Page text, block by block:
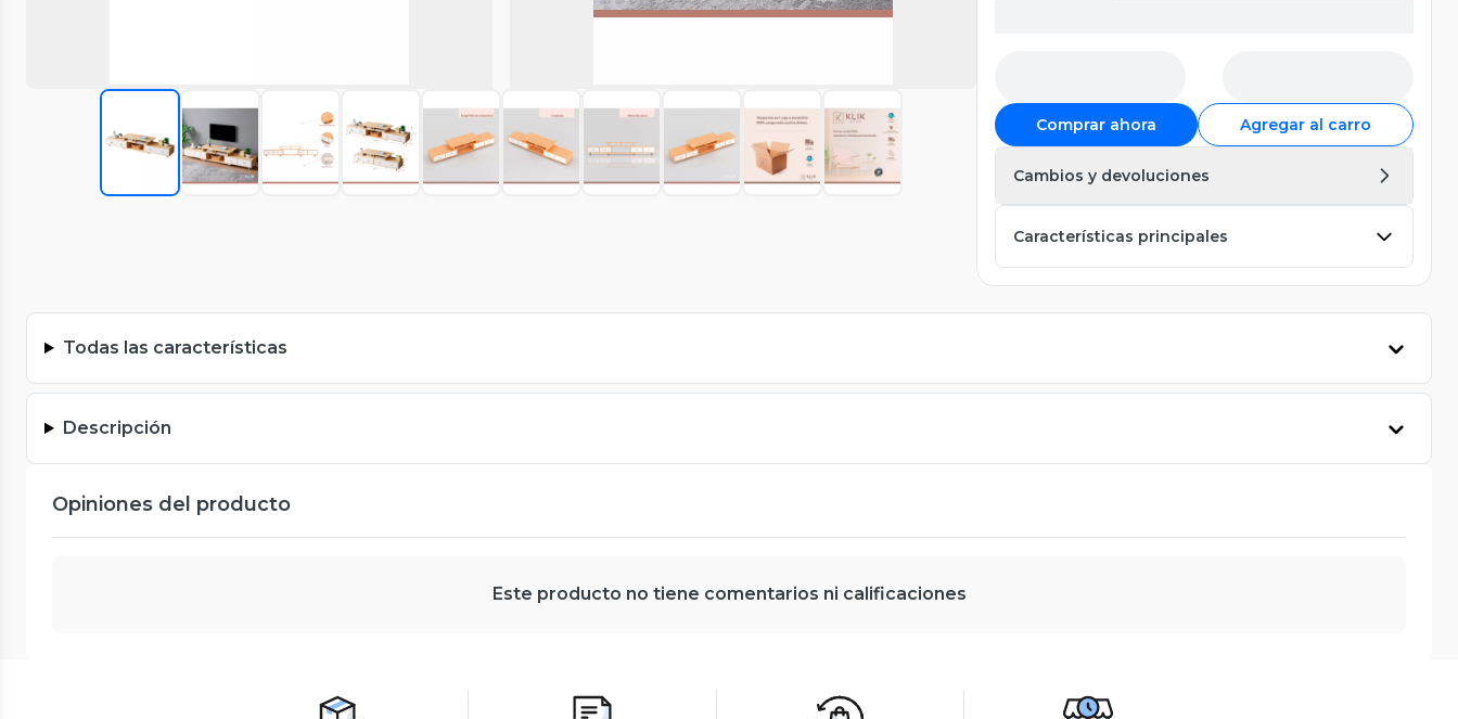
Comprar ahora Agregar al carro
Cambios y devoluciones
Características principales
Todas las características
Descripción
Opiniones del producto
Este producto no tiene comentarios ni calificaciones